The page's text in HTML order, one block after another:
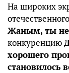
На широких
Жаным, ты
конкуренцию
хорошего
становилось